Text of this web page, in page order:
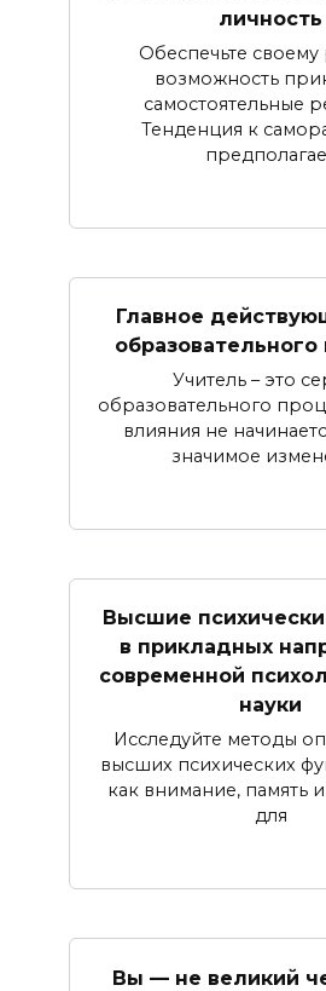
личность
Обеспечьте своему
возможность
самостоятельные
Тенденция к
Главное
образовательного
Учитель – это
образовательного
влияния не
значимое
Высшие
в прикладных
современной
науки
Исследуйте методы
высших психических
как внимание, память
для
Вы — не великий